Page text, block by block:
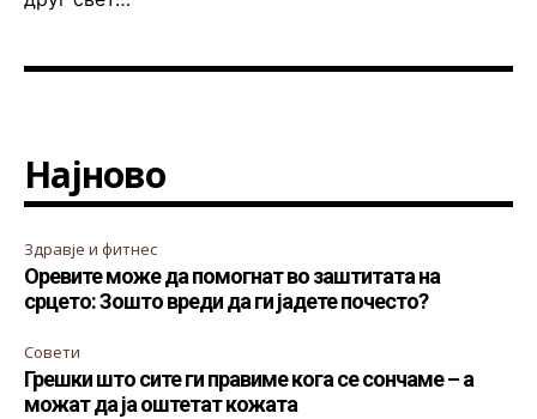
Најново
Здравје и фитнес
Оревите може да помогнат во заштитата на
срцето: Зошто вреди да ги јадете почесто?
Совети
Грешки што сите ги правиме кога се сончаме – а
можат да ја оштетат кожата